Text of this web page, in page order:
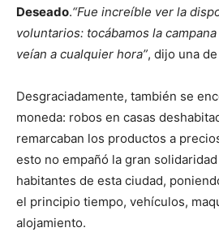
Deseado.“Fue increíble ver la
voluntarios: tocábamos la
veían a cualquier hora”, dijo una
Desgraciadamente, también se
moneda: robos en casas
remarcaban los productos a
esto no empañó la gran
habitantes de esta ciudad,
el principio tiempo, vehículos,
alojamiento.